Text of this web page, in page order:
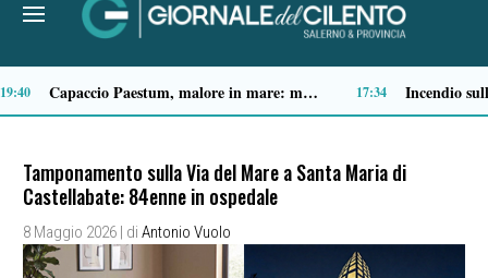
17:02 19:40
Tamponamento sulla Via del Mare a Santa Maria di
Castellabate: 84enne in ospedale
8 Maggio 2026 | di Antonio Vuolo